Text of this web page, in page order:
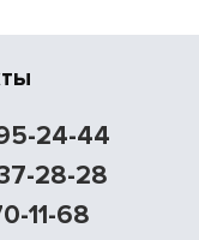
24-44
28-28
11-68